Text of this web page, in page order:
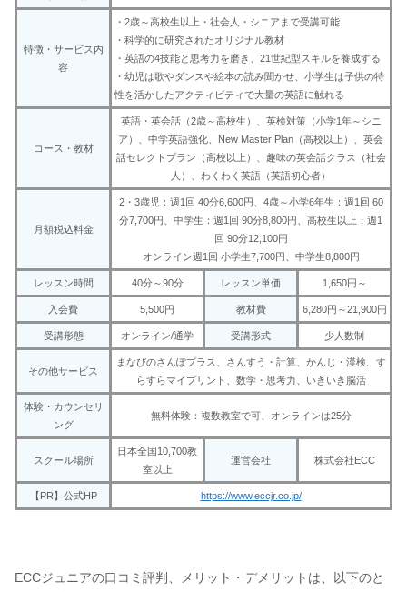
特徴・サービス内
容
・2歳～高校生以上・社会人・シニアまで受講可能
・科学的に研究されたオリジナル教材
・英語の4技能と思考力を磨き、21世紀型スキルを養成する
・幼児は歌やダンスや絵本の読み聞かせ、小学生は子供の特
性を活かしたアクティビティで大量の英語に触れる
コース・教材
英語・英会話（2歳～高校生）、英検対策（小学1年～シニ
ア）、中学英語強化、New Master Plan（高校以上）、英会
話セレクトプラン（高校以上）、趣味の英会話クラス（社会
人）、わくわく英語（英語初心者）
月額税込料金
2・3歳児：週1回 40分6,600円、4歳～小学6年生：週1回 60
分7,700円、中学生：週1回 90分8,800円、高校生以上：週1
回 90分12,100円
オンライン週1回 小学生7,700円、中学生8,800円
レッスン時間 40分～90分 レッスン単価 1,650円～
入会費 5,500円 教材費 6,280円～21,900円
受講形態 オンライン/通学 受講形式 少人数制
その他サービス
まなびのさんぽプラス、さんすう・計算、かんじ・漢検、す
らすらマイプリント、数学・思考力、いきいき脳活
体験・カウンセリ
ング
無料体験：複数教室で可、オンラインは25分
スクール場所
日本全国10,700教
室以上
運営会社 株式会社ECC
【PR】公式HP https://www.eccjr.co.jp/
ECCジュニアの口コミ評判、メリット・デメリットは、以下のと